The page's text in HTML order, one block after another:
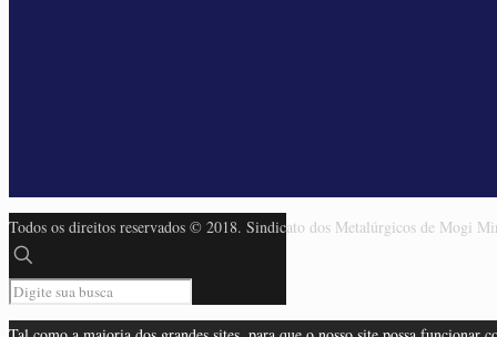
Todos os direitos reservados © 2018. Sindicato dos Metalúrgicos de Mogi